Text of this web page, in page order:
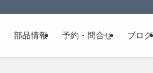
部品情報 予約・問合せ ブログ